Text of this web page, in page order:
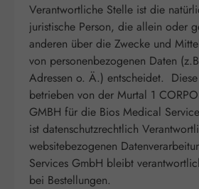
Verantwortliche Stelle ist die
juristische Person, die allein oder
anderen über die Zwecke und
von personenbezogenen Daten
Adressen o. Ä.) entscheidet.
betrieben von der Murtal 1
GMBH für die Bios Medical
ist datenschutzrechtlich
websitebezogenen
Services GmbH bleibt
bei Bestellungen.